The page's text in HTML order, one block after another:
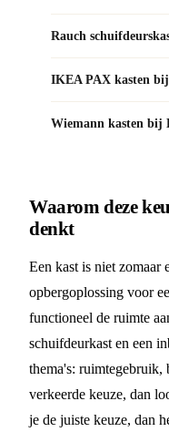
Rauch
IKEA PAX kasten
Wiemann kasten bij
Waarom deze
denkt
Een kast is niet zomaar
opbergoplossing voor
functioneel de ruimte
schuifdeurkast en een
thema's:
verkeerde keuze, dan
je de juiste keuze, dan